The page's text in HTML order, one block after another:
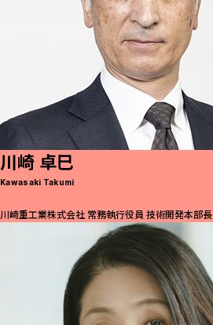
川崎 卓巳
Kawasaki Takumi
川崎重工業株式会社 常務執行役員 技術開発本部長